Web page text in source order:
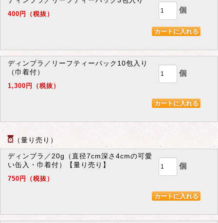
400円（税抜） 個
ディンブラ／リーフティーパック10包入り
（巾着付）
1,300円（税抜）
個
（量り売り）
ディンブラ／20g（直径7cm深さ4cmの可愛
い缶入・巾着付）【量り売り】
750円（税抜）
個